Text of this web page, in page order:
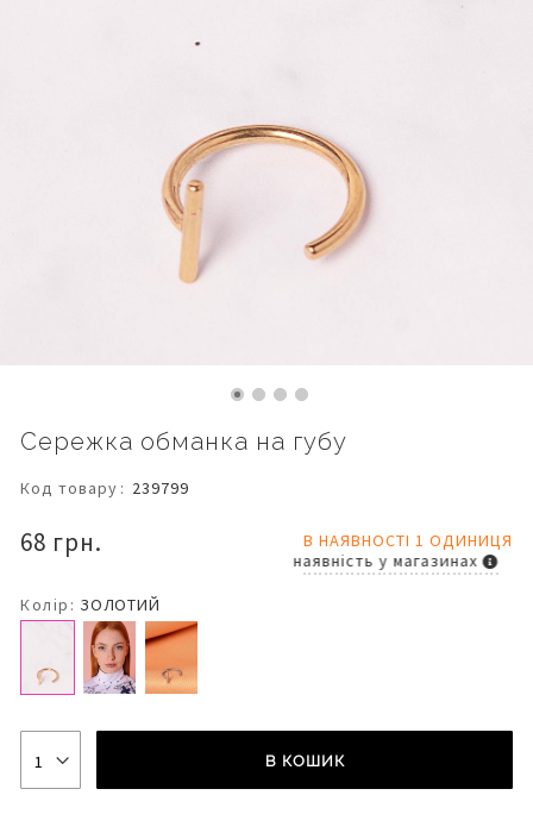
Сережка обманка на губу
Код товару 239799
68 грн.
В НАЯВНОСТІ 1 ОДИНИЦЯ
наявність у магазинах
Колір: ЗОЛОТИЙ
В КОШИК
галереї